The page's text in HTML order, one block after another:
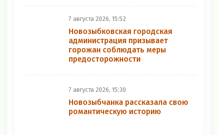
7 августа 2026, 15:52
Новозыбковская городская
администрация призывает
горожан соблюдать меры
предосторожности
7 августа 2026, 15:30
Новозыбчанка рассказала свою
романтическую историю